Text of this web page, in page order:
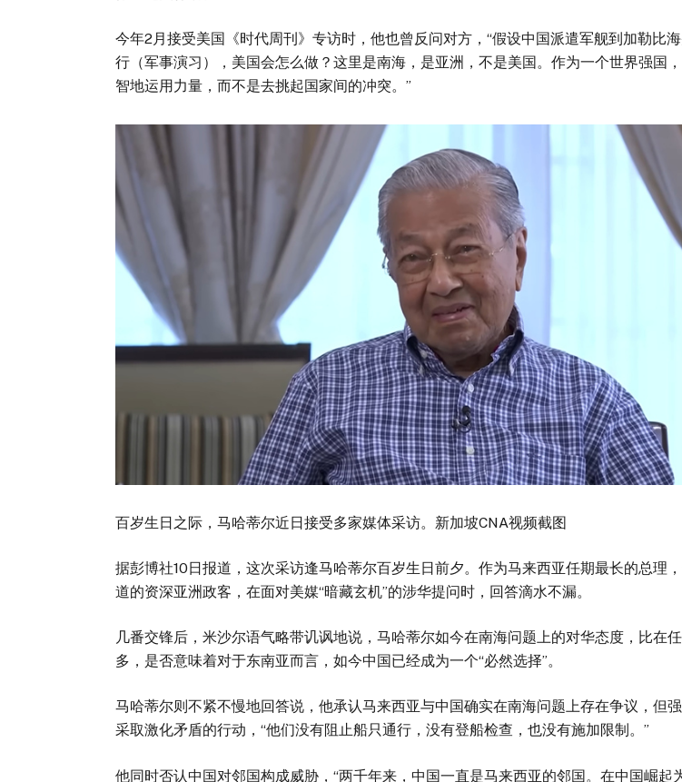
今年2月接受美国《时代周刊》专访时，他也曾反问对方，“假设中国派遣军舰到加勒比
行（军事演习），美国会怎么做？这里是南海，是亚洲，不是美国。作为一个世界强国
智地运用力量，而不是去挑起国家间的冲突。”
百岁生日之际，马哈蒂尔近日接受多家媒体采访。新加坡CNA视频截图
据彭博社10日报道，这次采访逢马哈蒂尔百岁生日前夕。作为马来西亚任期最长的总理
道的资深亚洲政客，在面对美媒“暗藏玄机”的涉华提问时，回答滴水不漏。
几番交锋后，米沙尔语气略带讥讽地说，马哈蒂尔如今在南海问题上的对华态度，比在
多，是否意味着对于东南亚而言，如今中国已经成为一个“必然选择”。
马哈蒂尔则不紧不慢地回答说，他承认马来西亚与中国确实在南海问题上存在争议，但
采取激化矛盾的行动，“他们没有阻止船只通行，没有登船检查，也没有施加限制。”
他同时否认中国对邻国构成威胁，“两千年来，中国一直是马来西亚的邻国。在中国崛起